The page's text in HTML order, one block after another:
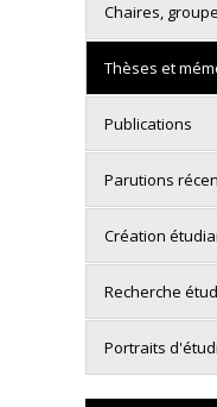
Chaires,
Thèses et
Publications
Parutions
Création
Recherche
Portraits